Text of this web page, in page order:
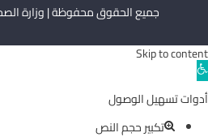
جميع الحقوق محفوظة | وزارة الصحة
Skip to content
Open
toolbar
أدوات تسهيل الوصول
تكبير حجم النص